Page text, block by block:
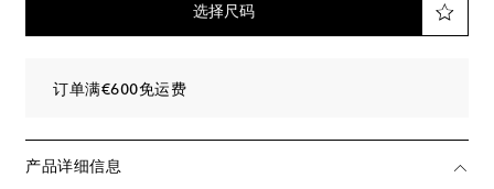
选择尺码
订单满€600免运费
产品详细信息